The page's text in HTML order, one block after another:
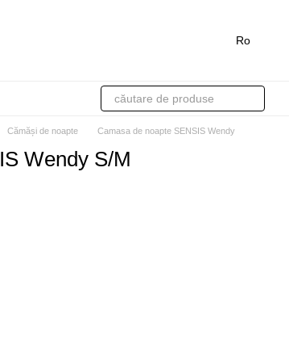
Ro
Cămăși de noapte Camasa de noapte SENSIS Wendy
Wendy S/M